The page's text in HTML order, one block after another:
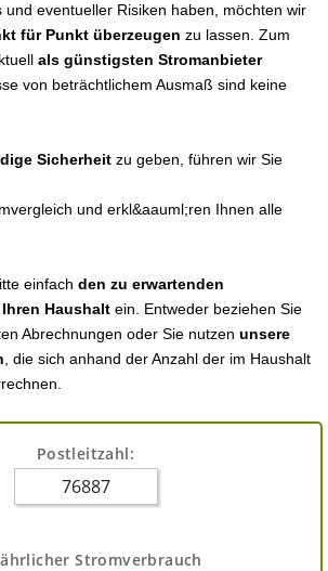
und eventueller Risiken haben, möchten wir
für Punkt überzeugen zu lassen. Zum
als günstigsten Stromanbieter
von beträchtlichem Ausmaß sind keine
Sicherheit zu geben, führen wir Sie
und erkl&aauml;ren Ihnen alle
einfach den zu erwartenden
Haushalt ein. Entweder beziehen Sie
Abrechnungen oder Sie nutzen unsere
, die sich anhand der Anzahl der im Haushalt
Postleitzahl:
Stromverbrauch